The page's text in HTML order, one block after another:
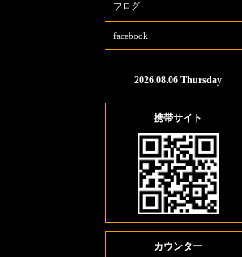
ブログ
facebook
2026.08.06 Thursday
携帯サイト
カウンター